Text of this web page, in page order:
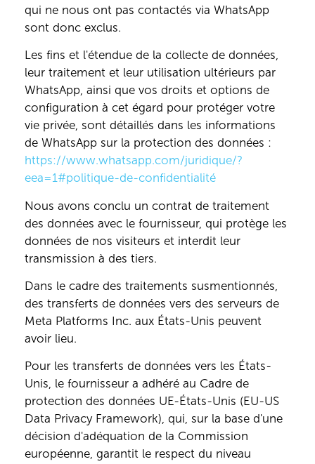
qui ne nous ont pas contactés via WhatsApp
sont donc exclus.
Les fins et l'étendue de la collecte de données,
leur traitement et leur utilisation ultérieurs par
WhatsApp, ainsi que vos droits et options de
configuration à cet égard pour protéger votre
vie privée, sont détaillés dans les informations
de WhatsApp sur la protection des données :
https://www.whatsapp.com/juridique/?
eea=1#politique-de-confidentialité
Nous avons conclu un contrat de traitement
des données avec le fournisseur, qui protège les
données de nos visiteurs et interdit leur
transmission à des tiers.
Dans le cadre des traitements susmentionnés,
des transferts de données vers des serveurs de
Meta Platforms Inc. aux États-Unis peuvent
avoir lieu.
Pour les transferts de données vers les États-
Unis, le fournisseur a adhéré au Cadre de
protection des données UE-États-Unis (EU-US
Data Privacy Framework), qui, sur la base d'une
décision d'adéquation de la Commission
européenne, garantit le respect du niveau